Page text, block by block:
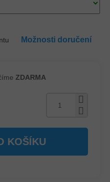
Možnosti doručení
KOŠÍKU
ZDARMA